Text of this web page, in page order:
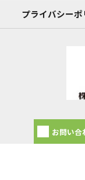
お問い合
プライバシーポ
© 2026 福岡のレンタ